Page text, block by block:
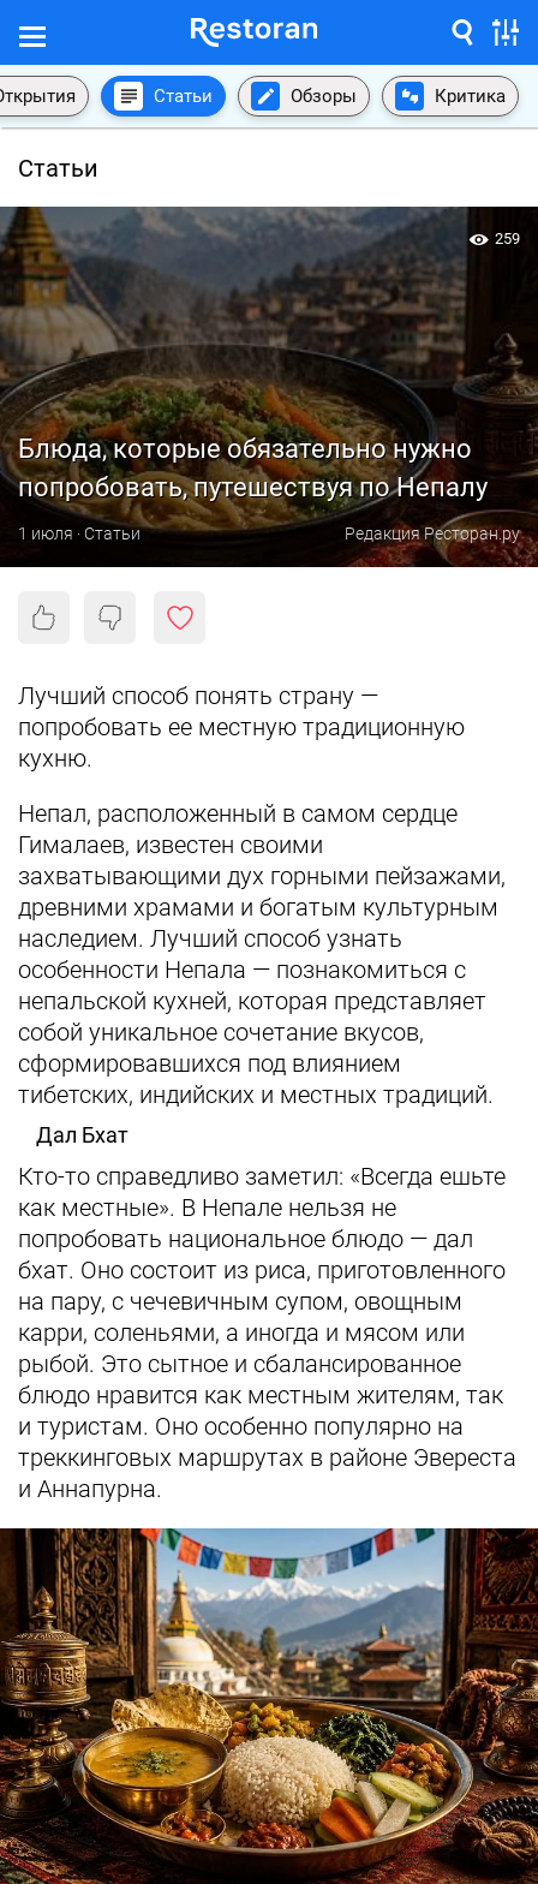
Статьи Обзоры Критика
Статьи
Блюда, которые обязательно нужно
попробовать, путешествуя по Непалу
1 июля · Статьи Редакция Ресторан.ру
259
Лучший способ понять страну —
попробовать ее местную традиционную
кухню.
Непал, расположенный в самом сердце
Гималаев, известен своими
захватывающими дух горными пейзажами,
древними храмами и богатым культурным
наследием. Лучший способ узнать
особенности Непала — познакомиться с
непальской кухней, которая представляет
собой уникальное сочетание вкусов,
сформировавшихся под влиянием
тибетских, индийских и местных традиций.
Дал Бхат
Кто-то справедливо заметил: «Всегда ешьте
как местные». В Непале нельзя не
попробовать национальное блюдо — дал
бхат. Оно состоит из риса, приготовленного
на пару, с чечевичным супом, овощным
карри, соленьями, а иногда и мясом или
рыбой. Это сытное и сбалансированное
блюдо нравится как местным жителям, так
и туристам. Оно особенно популярно на
треккинговых маршрутах в районе Эвереста
и Аннапурна.